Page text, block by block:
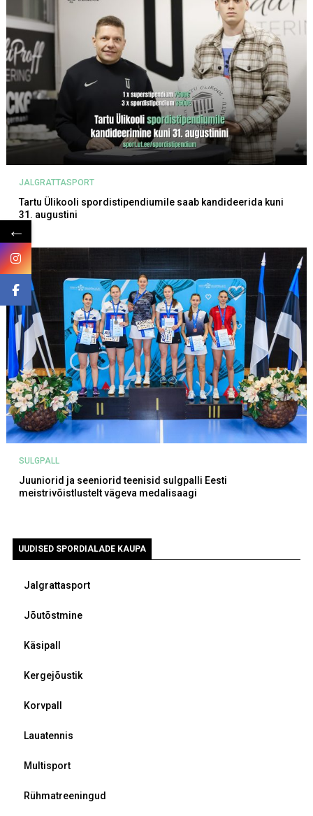
JALGRATTASPORT
Tartu Ülikooli spordistipendiumile saab kandideerida kuni
31. augustini
SULGPALL
Juuniorid ja seeniorid teenisid sulgpalli Eesti
meistrivõistlustelt vägeva medalisaagi
UUDISED SPORDIALADE KAUPA
Jalgrattasport
Jõutõstmine
Käsipall
Kergejõustik
Korvpall
Lauatennis
Multisport
Rühmatreeningud
←